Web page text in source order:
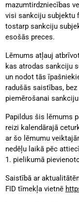
mazumtirdzniecības
visi sankciju subjektu
tostarp sankciju
esošās preces.
Lēmums atļauj
kas atrodas sankciju
un nodot tās
radušās saistības,
piemērošanai
Papildus šis lēmums
reizi kalendārajā
ar šo lēmumu
nedēļu laikā pēc
1. pielikumā
Saistībā ar
FID tīmekļa vietnē